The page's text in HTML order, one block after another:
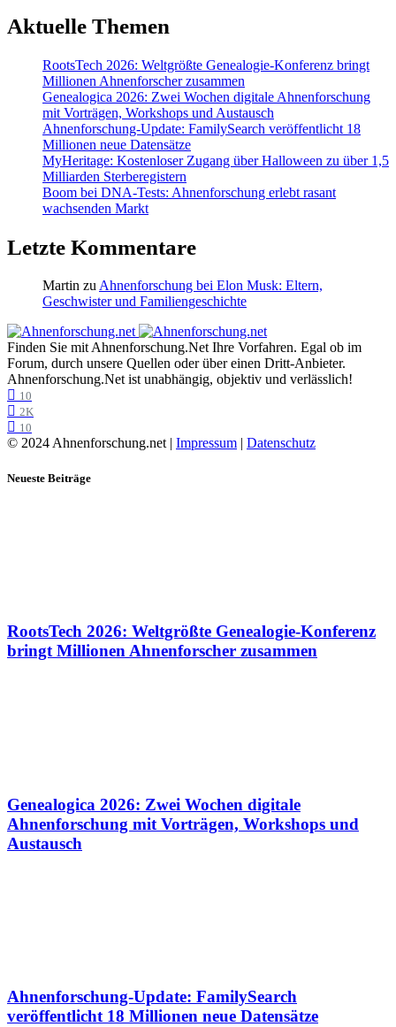
Aktuelle Themen
RootsTech 2026: Weltgrößte Genealogie-Konferenz bringt
Millionen Ahnenforscher zusammen
Genealogica 2026: Zwei Wochen digitale Ahnenforschung
mit Vorträgen, Workshops und Austausch
Ahnenforschung-Update: FamilySearch veröffentlicht 18
Millionen neue Datensätze
MyHeritage: Kostenloser Zugang über Halloween zu über 1,5
Milliarden Sterberegistern
Boom bei DNA-Tests: Ahnenforschung erlebt rasant
wachsenden Markt
Letzte Kommentare
Martin zu Ahnenforschung bei Elon Musk: Eltern,
Geschwister und Familiengeschichte
Finden Sie mit Ahnenforschung.Net Ihre Vorfahren. Egal ob im
Forum, durch unsere Quellen oder über einen Dritt-Anbieter.
Ahnenforschung.Net ist unabhängig, objektiv und verlässlich!
10
2K
10
© 2024 Ahnenforschung.net | Impressum | Datenschutz
Neueste Beiträge
RootsTech 2026: Weltgrößte Genealogie-Konferenz
bringt Millionen Ahnenforscher zusammen
Genealogica 2026: Zwei Wochen digitale
Ahnenforschung mit Vorträgen, Workshops und
Austausch
Ahnenforschung-Update: FamilySearch
veröffentlicht 18 Millionen neue Datensätze